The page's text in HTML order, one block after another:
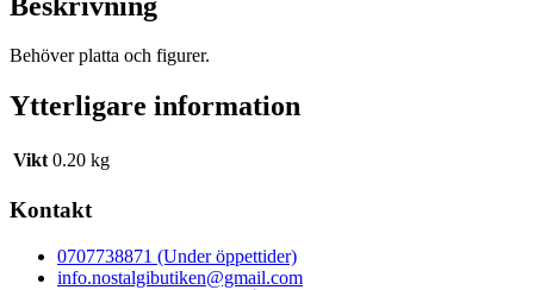
Behöver platta och figurer.
Ytterligare information
Vikt 0.20 kg
Kontakt
0707738871 (Under öppettider)
info.nostalgibutiken@gmail.com